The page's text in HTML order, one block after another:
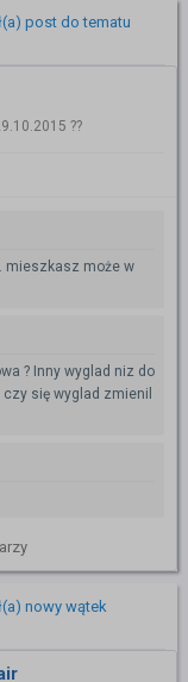
post do tematu
??
mieszkasz może w
? Inny wyglad niz do
się wyglad zmienil
nowy wątek